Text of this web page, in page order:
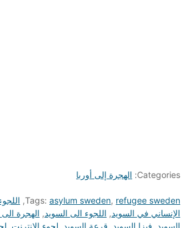
Categories: الهجرة إلى أوربا
Tags: asylum sweden, refugee sweden
,
الإنساني في السويد, اللجوء الى السويد, الهجرة الى
السويد
فيزا السويد قرعة السويد لجوء الانترنت